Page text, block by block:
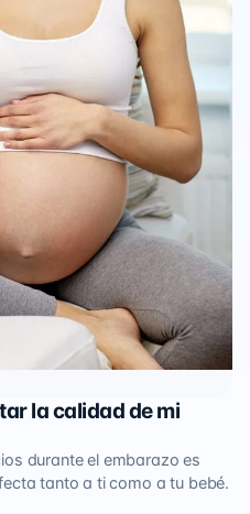
la calidad de mi
durante el embarazo es
tanto a ti como a tu bebé.